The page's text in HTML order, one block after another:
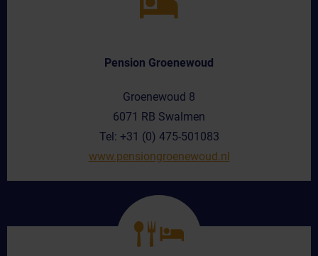
Pension Groenewoud
Groenewoud 8
6071 RB Swalmen
Tel: +31 (0) 475-501083
www.pensiongroenewoud.nl